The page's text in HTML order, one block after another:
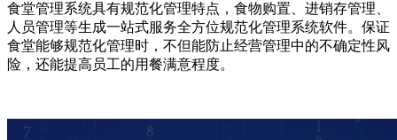
食堂管理系统具有规范化管理特点，食物购置、进销存管理、
人员管理等生成一站式服务全方位规范化管理系统软件。保证
食堂能够规范化管理时，不但能防止经营管理中的不确定性风
险，还能提高员工的用餐满意程度。